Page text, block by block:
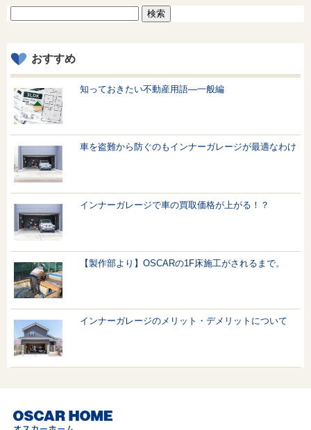
おすすめ
知っておきたい不動産用語—一般編
車を盗難から防ぐのもインナーガレージが最適なわけ
インナーガレージで車の買取価格が上がる！？
【製作部より】OSCARの1F床施工がされるまで。
インナーガレージのメリット・デメリットについて